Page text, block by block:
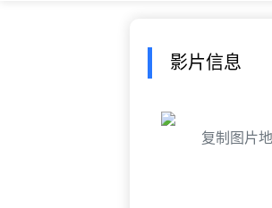
影片信息
复制图片